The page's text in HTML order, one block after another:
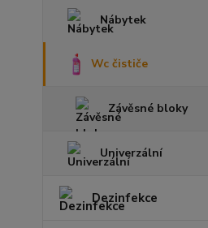
Nábytek
Wc čističe
Závěsné bloky
Univerzální
Dezinfekce